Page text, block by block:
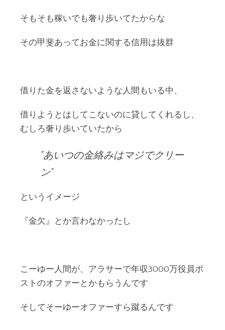
そもそも稼いでも奢り歩いてたからな
その甲斐あってお金に関する信用は抜群
借りた金を返さないような人間もいる中、
借りようとはしてこないのに貸してくれるし、
むしろ奢り歩いていたから
あいつの金絡みはマジでクリー
ン
というイメージ
『金欠』とか言わなかったし
こーゆー人間が、アラサーで年収3000万役員ポ
ストのオファーとかもらうんです
そしてそーゆーオファーすら蹴るんです